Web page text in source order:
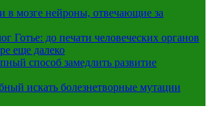
в мозге нейроны, отвечающие за
Готье: до печати человеческих органов
еще далеко
способ замедлить развитие
искать болезнетворные мутации